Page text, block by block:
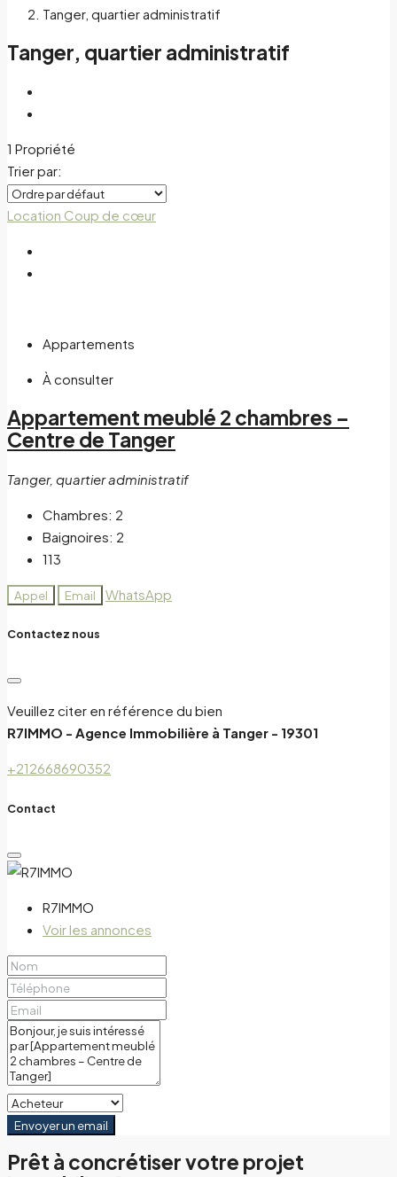
Tanger, quartier administratif
Tanger, quartier administratif
1 Propriété
Trier par:
Location Coup de cœur
Appartements
À consulter
Appartement meublé 2 chambres –
Centre de Tanger
Tanger, quartier administratif
Chambres: 2
Baignoires: 2
113
Appel Email WhatsApp
Contactez nous
Veuillez citer en référence du bien
R7IMMO - Agence Immobilière à Tanger - 19301
+212668690352
Contact
R7IMMO
Voir les annonces
Envoyer un email
Prêt à concrétiser votre projet